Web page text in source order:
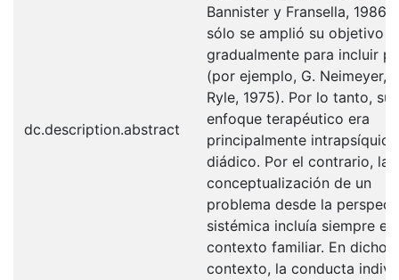
dc.description.abstract
Bannister y Fransella,
sólo se amplió su objetivo
gradualmente para incluir
(por ejemplo, G. Neimeyer,
Ryle, 1975). Por lo tanto, su
enfoque terapéutico era
principalmente
diádico. Por el contrario, la
conceptualización de un
problema desde la
sistémica incluía siempre el
contexto familiar. En dicho
contexto, la conducta